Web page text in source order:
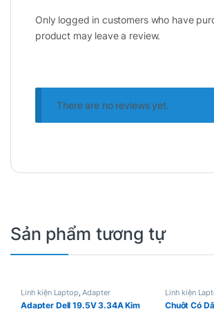
✅Thiết kế đẹp – màu xám
sang trọng, phù hợp nhiều
Mac, Chrome OS, Linux,
Mouse
Thương hiệu Lenovo
Rechargeable
Only logged in customers who have
product may leave a review.
There are no reviews yet.
Sản phẩm tương tự
Linh kiện Laptop Adapter
Adapter Dell 19.5V 3.34A Kim
Linh kiện
Chuột Có